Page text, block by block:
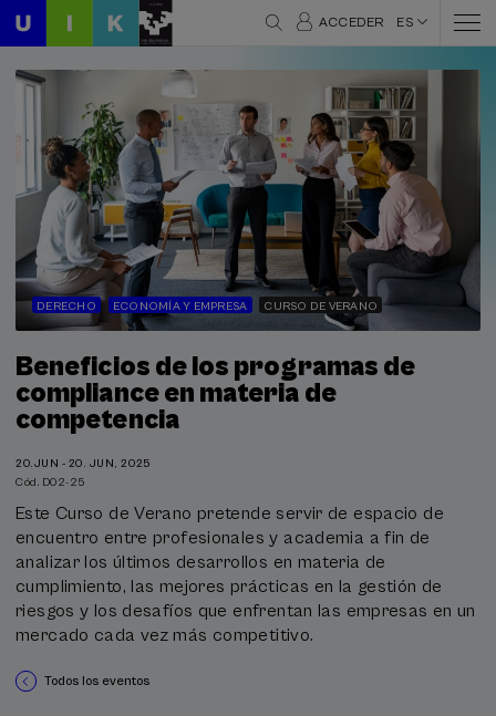
ACCEDER ES
DERECHO ECONOMÍA Y EMPRESA CURSO DE VERANO
Beneficios de los programas de
compliance en materia de
competencia
20.JUN - 20. JUN, 2025
Cód. D02-25
Este Curso de Verano pretende servir de espacio de
encuentro entre profesionales y academia a fin de
analizar los últimos desarrollos en materia de
cumplimiento, las mejores prácticas en la gestión de
riesgos y los desafíos que enfrentan las empresas en un
mercado cada vez más competitivo.
Todos los eventos